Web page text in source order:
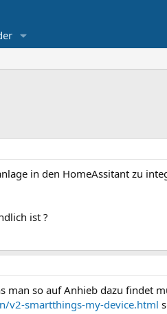
in den HomeAssitant zu
ist ?
man so auf Anhieb dazu findet
v2-smartthings-my-device.html